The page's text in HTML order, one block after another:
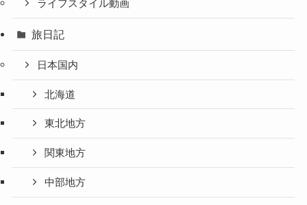
ライフスタイル動画
旅日記
日本国内
北海道
東北地方
関東地方
中部地方